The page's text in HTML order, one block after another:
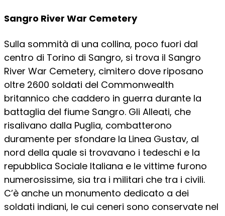
Sangro River War Cemetery
Sulla sommità di una collina, poco fuori dal
centro di Torino di Sangro, si trova il Sangro
River War Cemetery, cimitero dove riposano
oltre 2600 soldati del Commonwealth
britannico che caddero in guerra durante la
battaglia del fiume Sangro. Gli Alleati, che
risalivano dalla Puglia, combatterono
duramente per sfondare la Linea Gustav, al
nord della quale si trovavano i tedeschi e la
repubblica Sociale Italiana e le vittime furono
numerosissime, sia tra i militari che tra i civili.
C’è anche un monumento dedicato a dei
soldati indiani, le cui ceneri sono conservate nel